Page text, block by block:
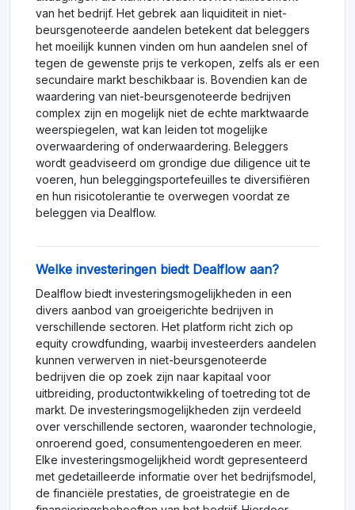
van het bedrijf. Het gebrek aan liquiditeit in niet-
beursgenoteerde aandelen betekent dat beleggers
het moeilijk kunnen vinden om hun aandelen snel of
tegen de gewenste prijs te verkopen, zelfs als er een
secundaire markt beschikbaar is. Bovendien kan de
waardering van niet-beursgenoteerde bedrijven
complex zijn en mogelijk niet de echte marktwaarde
weerspiegelen, wat kan leiden tot mogelijke
overwaardering of onderwaardering. Beleggers
wordt geadviseerd om grondige due diligence uit te
voeren, hun beleggingsportefeuilles te diversifiëren
en hun risicotolerantie te overwegen voordat ze
beleggen via Dealflow.
Welke investeringen biedt Dealflow aan?
Dealflow biedt investeringsmogelijkheden in een
divers aanbod van groeigerichte bedrijven in
verschillende sectoren. Het platform richt zich op
equity crowdfunding, waarbij investeerders aandelen
kunnen verwerven in niet-beursgenoteerde
bedrijven die op zoek zijn naar kapitaal voor
uitbreiding, productontwikkeling of toetreding tot de
markt. De investeringsmogelijkheden zijn verdeeld
over verschillende sectoren, waaronder technologie,
onroerend goed, consumentengoederen en meer.
Elke investeringsmogelijkheid wordt gepresenteerd
met gedetailleerde informatie over het bedrijfsmodel,
de financiële prestaties, de groeistrategie en de